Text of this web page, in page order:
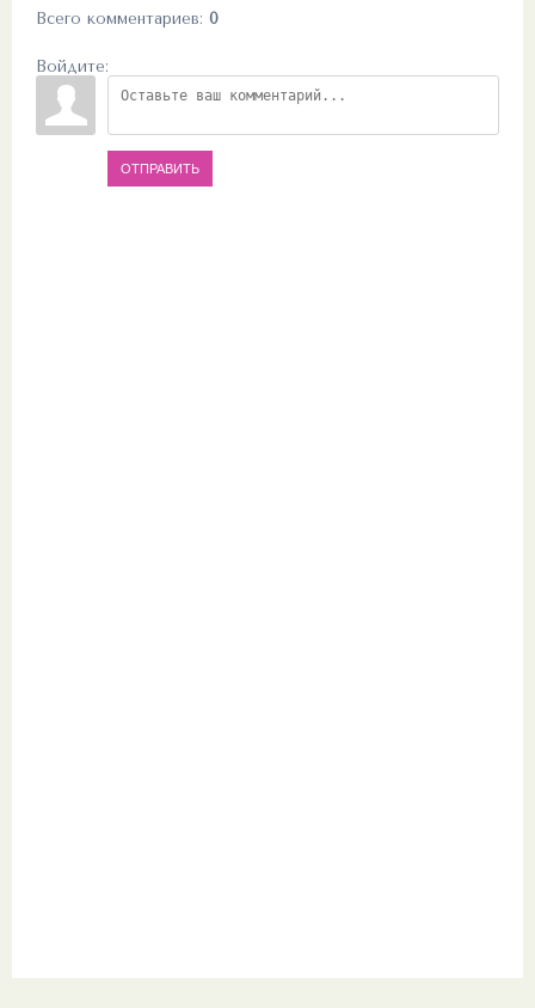
Всего комментариев: 0
Войдите:
ОТПРАВИТЬ